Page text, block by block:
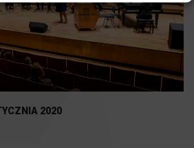
2020